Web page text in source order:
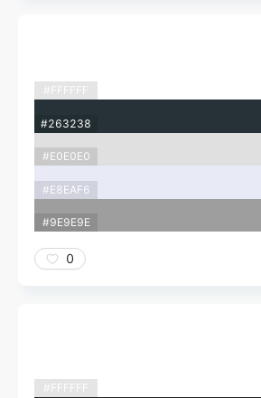
#FFFFFF
#263238
#E0E0E0
#E8EAF6
#9E9E9E
0
#FFFFFF